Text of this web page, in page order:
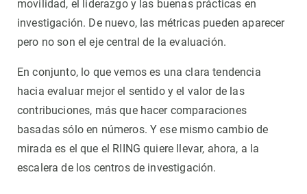
movilidad, el liderazgo y las buenas prácticas en
investigación. De nuevo, las métricas pueden aparecer
pero no son el eje central de la evaluación.
En conjunto, lo que vemos es una clara tendencia
hacia evaluar mejor el sentido y el valor de las
contribuciones, más que hacer comparaciones
basadas sólo en números. Y ese mismo cambio de
mirada es el que el RIING quiere llevar, ahora, a la
escalera de los centros de investigación.